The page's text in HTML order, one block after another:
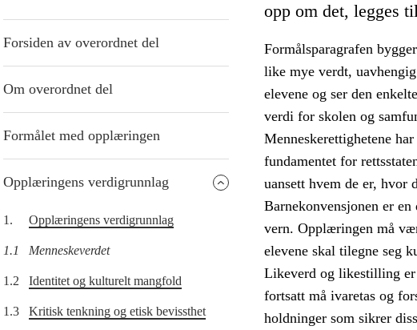
Forsiden av overordnet del
Om overordnet del
Formålet med opplæringen
Opplæringens verdigrunnlag
1. Opplæringens verdigrunnlag
1.1 Menneskeverdet
1.2 Identitet og kulturelt mangfold
1.3 Kritisk tenkning og etisk bevissthet
opp om det, legges
Formålsparagrafen
like mye verdt,
elevene og ser den
verdi for skolen og
Menneskerettighetene
fundamentet for
uansett hvem de er, hvor
Barnekonvensjonen er
vern. Opplæringen må
elevene skal tilegne seg
Likeverd og likestilling er
fortsatt må ivaretas og
holdninger som sikrer